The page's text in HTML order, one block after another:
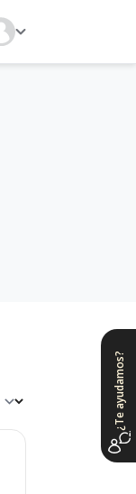
¿Te ayudamos?